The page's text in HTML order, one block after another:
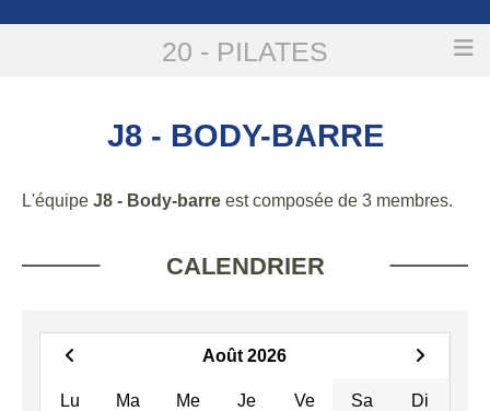
20 - PILATES
J8 - Body-barre
J8 - BODY-BARRE
L'équipe J8 - Body-barre est composée de 3 membres.
CALENDRIER
Août 2026
Lu Ma Me Je Ve Sa Di